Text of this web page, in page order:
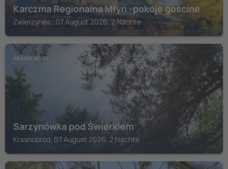
Karczma Regionalna Młyn -pokoje gościne
Zwierzyniec, 07 August 2026, 2 Nächte
KRASNOBRÓD
Sarzynówka pod Świerkiem
Krasnobród, 07 August 2026, 2 Nächte